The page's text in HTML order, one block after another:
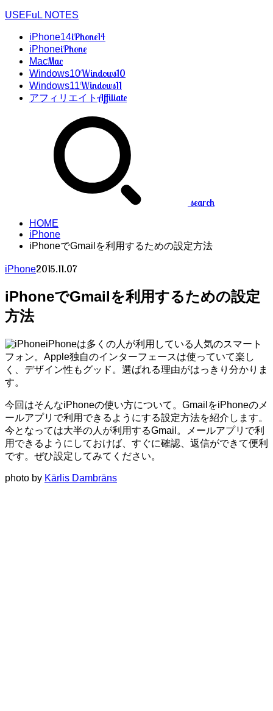
USEFuL NOTES
iPhone14iPhone14
iPhoneiPhone
MacMac
Windows10Windows10
Windows11Windows11
アフィリエイトAffiliate
search
HOME
iPhone
iPhoneでGmailを利用するための設定方法
iPhone2015.11.07
iPhoneでGmailを利用するための設定
方法
iPhoneは多くの人が利用している人気のスマート
フォン。Apple独自のインターフェースは使っていて楽し
く、デザイン性もグッド。選ばれる理由がはっきり分かりま
す。
今回はそんなiPhoneの使い方について。GmailをiPhoneのメ
ールアプリで利用できるようにする設定方法を紹介します。
今となっては大半の人が利用するGmail。メールアプリで利
用できるようにしておけば、すぐに確認、返信ができて便利
です。ぜひ設定してみてください。
photo by Kārlis Dambrāns